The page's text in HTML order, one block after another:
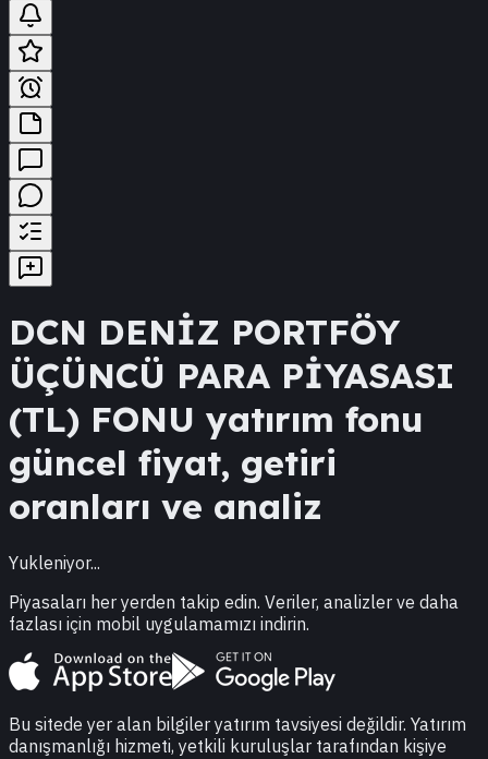
DCN DENİZ PORTFÖY
ÜÇÜNCÜ PARA PİYASASI
(TL) FONU yatırım fonu
güncel fiyat, getiri
oranları ve analiz
Yukleniyor...
Piyasaları her yerden takip edin. Veriler, analizler ve daha
fazlası için mobil uygulamamızı indirin.
Bu sitede yer alan bilgiler yatırım tavsiyesi değildir. Yatırım
danışmanlığı hizmeti, yetkili kuruluşlar tarafından kişiye